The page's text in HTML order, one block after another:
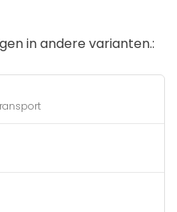
in andere varianten.: